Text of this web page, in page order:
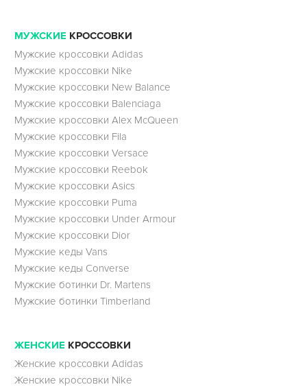
МУЖСКИЕ КРОССОВКИ
Мужские кроссовки Adidas
Мужские кроссовки Nike
Мужские кроссовки New Balance
Мужские кроссовки Balenciaga
Мужские кроссовки Alex McQueen
Мужские кроссовки Fila
Мужские кроссовки Versace
Мужские кроссовки Reebok
Мужские кроссовки Asics
Мужские кроссовки Puma
Мужские кроссовки Under Armour
Мужские кроссовки Dior
Мужские кеды Vans
Мужские кеды Converse
Мужские ботинки Dr. Martens
Мужские ботинки Timberland
ЖЕНСКИЕ КРОССОВКИ
Женские кроссовки Adidas
Женские кроссовки Nike